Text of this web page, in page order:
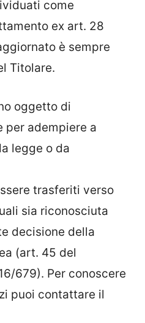
come
ex art. 28
è sempre
Titolare.
oggetto di
per adempiere a
legge o da
trasferiti verso
sia riconosciuta
decisione della
(art. 45 del
679). Per conoscere
puoi contattare il